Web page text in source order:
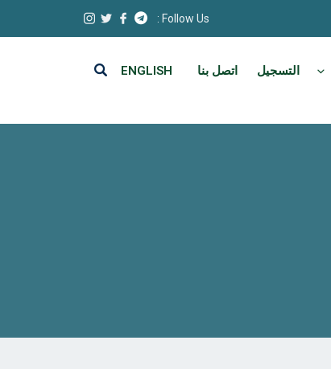
Follow Us :
التسجيل اتصل بنا ENGLISH